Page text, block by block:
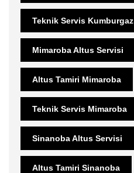
Teknik Servis Kumburgaz
Mimaroba Altus Servisi
Altus Tamiri Mimaroba
Teknik Servis Mimaroba
Sinanoba Altus Servisi
Altus Tamiri Sinanoba